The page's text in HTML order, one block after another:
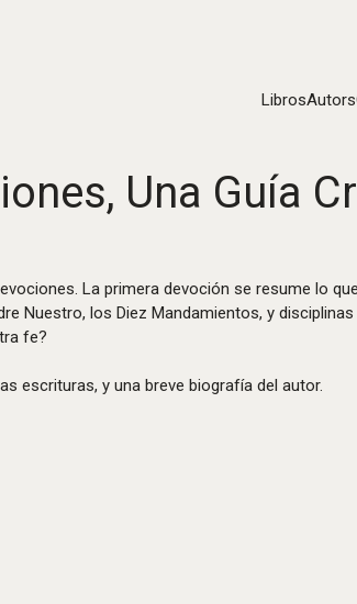
LibrosAutors
Una Guía
La primera devoción se resume lo
Nuestro, los Diez Mandamientos, y
fe?
escrituras, y una breve biografía del autor.